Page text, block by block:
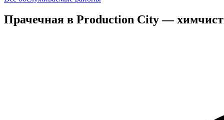
Прачечная в Production City —